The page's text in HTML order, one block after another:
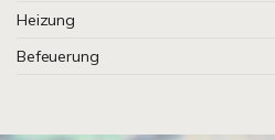
Heizung
Befeuerung